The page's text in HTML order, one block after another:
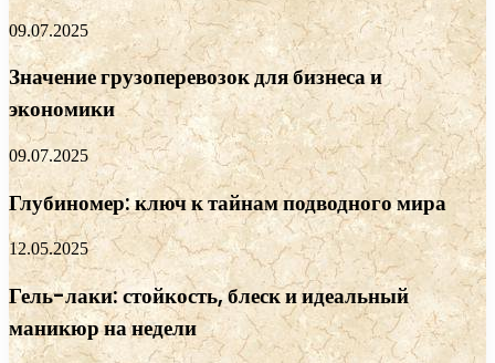
09.07.2025
Значение грузоперевозок для бизнеса и
экономики
09.07.2025
Глубиномер: ключ к тайнам подводного мира
12.05.2025
Гель-лаки: стойкость, блеск и идеальный
маникюр на недели